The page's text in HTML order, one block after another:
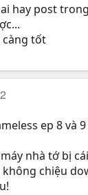
hay post
càng tốt
ep 8 và
nhà tớ bị
chiệu